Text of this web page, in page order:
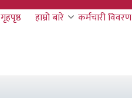
गृहपृष्ठ हाम्रो बारे कर्मचारी विवरण